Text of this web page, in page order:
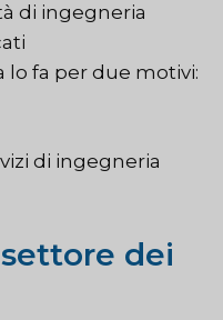
di ingegneria
lo fa per due motivi:
di ingegneria
dei